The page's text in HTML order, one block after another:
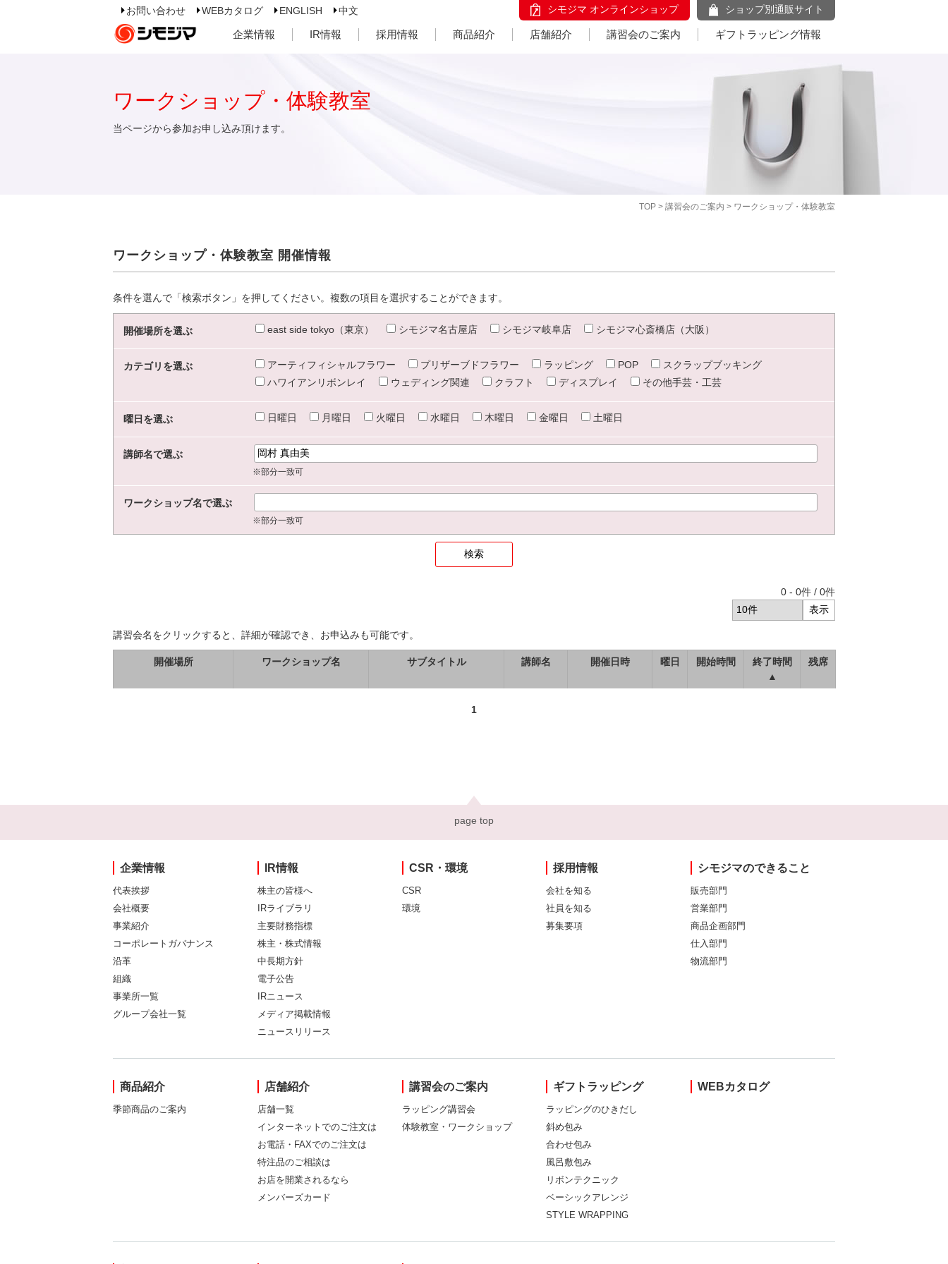
お問い合わせ WEBカタログ ENGLISH 中文 シモジマ オンラインショップ ショップ別通販サイト
企業情報 IR情報 採用情報 商品紹介 店舗紹介 講習会のご案内 ギフトラッピング情報
TOP > 講習会のご案内 > ワークショップ・体験教室
ワークショップ・体験教室
当ページから参加お申し込み頂けます。
ワークショップ・体験教室 開催情報
条件を選んで「検索ボタン」を押してください。複数の項目を選択することができます。
開催場所を選ぶ east side tokyo（東京） シモジマ名古屋店 シモジマ岐阜店 シモジマ心斎橋店（大阪）
カテゴリを選ぶ アーティフィシャルフラワー プリザーブドフラワー ラッピング POP
スクラップブッキング
ハワイアンリボンレイ
ウェディング関連 クラフト ディスプレイ その他手芸・工芸
曜日を選ぶ 日曜日 月曜日 火曜日 水曜日 木曜日 金曜日 土曜日
講師名で選ぶ
※部分一致可
ワークショップ名で選ぶ
※部分一致可
0 - 0件 / 0件
講習会名をクリックすると、詳細が確認でき、お申込みも可能です。
開催場所 ワークショップ名 サブタイトル 講師名 開催日時 曜日 開始時間
終了時間
▲
残席
1
page top
企業情報
代表挨拶
会社概要
事業紹介
コーポレートガバナンス
沿革
組織
事業所一覧
グループ会社一覧
IR情報
株主の皆様へ
IRライブラリ
主要財務指標
株主・株式情報
中長期方針
電子公告
IRニュース
メディア掲載情報
ニュースリリース
CSR・環境
CSR
環境
採用情報
会社を知る
社員を知る
募集要項
シモジマのできること
販売部門
営業部門
商品企画部門
仕入部門
物流部門
商品紹介
季節商品のご案内
店舗紹介
店舗一覧
インターネットでのご注文は
お電話・FAXでのご注文は
特注品のご相談は
お店を開業されるなら
メンバーズカード
講習会のご案内
ラッピング講習会
体験教室・ワークショップ
ギフトラッピング
ラッピングのひきだし
斜め包み
合わせ包み
風呂敷包み
リボンテクニック
ベーシックアレンジ
STYLE WRAPPING
WEBカタログ